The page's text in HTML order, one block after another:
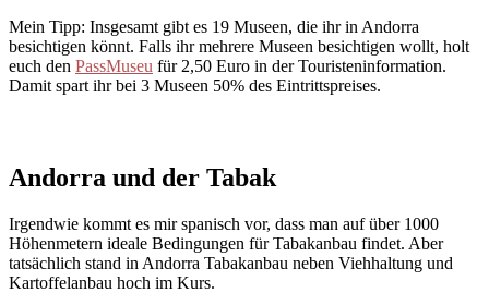
Mein Tipp: Insgesamt gibt es 19 Museen, die ihr in Andorra
besichtigen könnt. Falls ihr mehrere Museen besichtigen wollt, holt
euch den PassMuseu für 2,50 Euro in der Touristeninformation.
Damit spart ihr bei 3 Museen 50% des Eintrittspreises.
Andorra und der Tabak
Irgendwie kommt es mir spanisch vor, dass man auf über 1000
Höhenmetern ideale Bedingungen für Tabakanbau findet. Aber
tatsächlich stand in Andorra Tabakanbau neben Viehhaltung und
Kartoffelanbau hoch im Kurs.